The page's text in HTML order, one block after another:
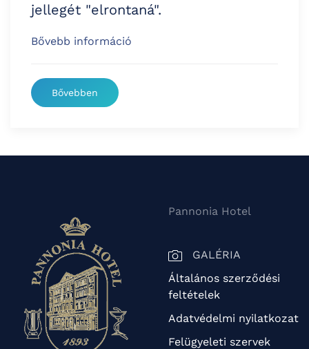
jellegét "elrontaná".
Bővebb információ
Bővebben
Pannonia Hotel
GALÉRIA
Általános szerződési
feltételek
Adatvédelmi nyilatkozat
Felügyeleti szervek